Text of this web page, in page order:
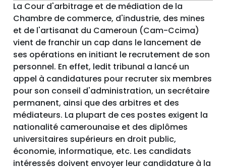
La Cour d'arbitrage et de médiation de la
Chambre de commerce, d'industrie, des mines
et de l'artisanat du Cameroun (Cam-Ccima)
vient de franchir un cap dans le lancement de
ses opérations en initiant le recrutement de son
personnel. En effet, ledit tribunal a lancé un
appel à candidatures pour recruter six membres
pour son conseil d'administration, un secrétaire
permanent, ainsi que des arbitres et des
médiateurs. La plupart de ces postes exigent la
nationalité camerounaise et des diplômes
universitaires supérieurs en droit public,
économie, informatique, etc. Les candidats
intéressés doivent envoyer leur candidature à la